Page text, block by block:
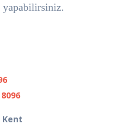
yapabilirsiniz.
Kent